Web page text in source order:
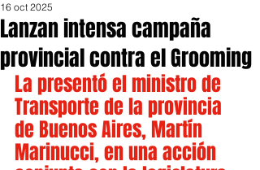
Lanzan intensa campaña
provincial contra el Grooming
16 oct 2025
La presentó el ministro de
Transporte de la provincia
de Buenos Aires, Martín
Marinucci, en una acción